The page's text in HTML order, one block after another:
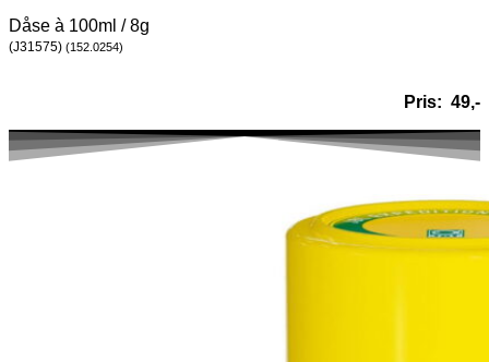
Dåse à 100ml / 8g
(J31575) (152.0254)
Pris: 49,-